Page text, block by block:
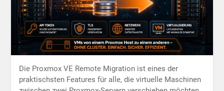
Die Proxmox VE Remote Migration ist eines der
praktischsten Features für alle, die virtuelle Maschinen